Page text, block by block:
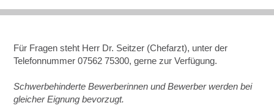
Für Fragen steht Herr Dr. Seitzer (Chefarzt), unter der
Telefonnummer 07562 75300, gerne zur Verfügung.
Schwerbehinderte Bewerberinnen und Bewerber werden bei
gleicher Eignung bevorzugt.